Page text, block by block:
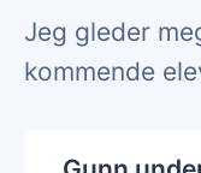
Jeg gleder
kommende